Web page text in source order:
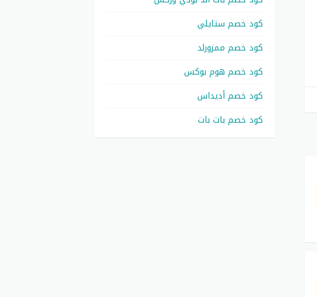
كود خصم ستايلي
كود خصم ممزورلد
كود خصم هوم بوكس
كود خصم أديداس
كود خصم بات بات